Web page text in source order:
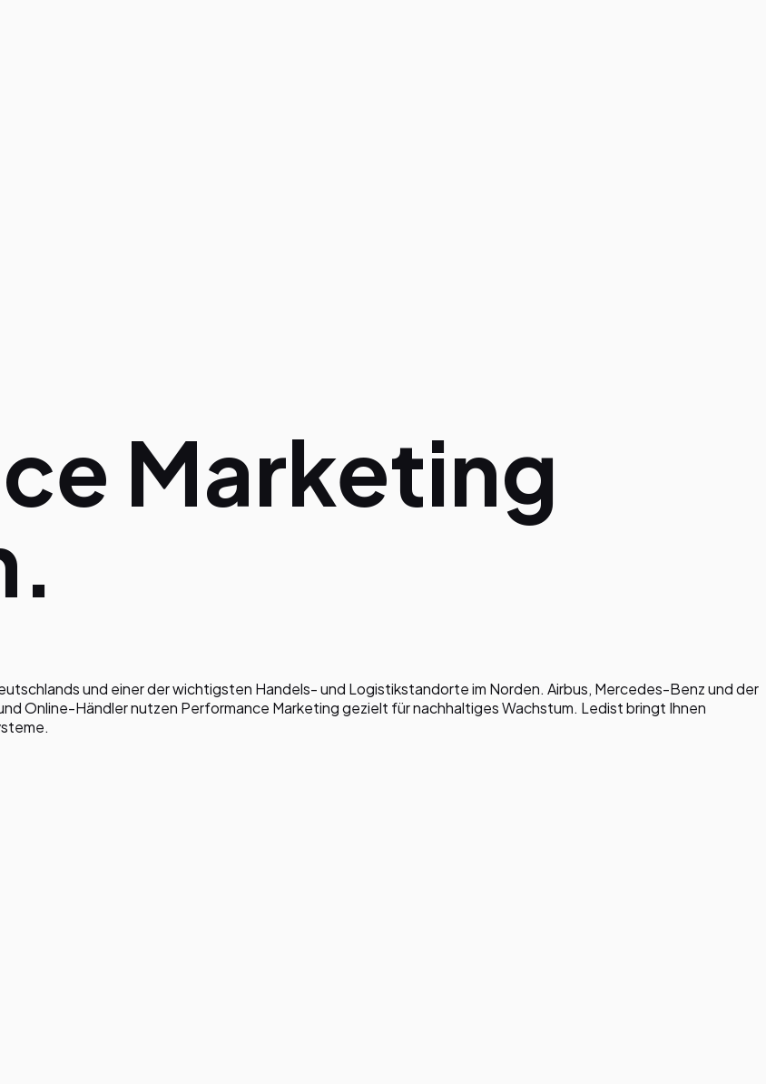
Marketing
.
und einer der wichtigsten Handels- und Logistikstandorte im Norden. Airbus, Mercedes-Benz und der
Online-Händler nutzen Performance Marketing gezielt für nachhaltiges Wachstum. Ledist bringt Ihnen